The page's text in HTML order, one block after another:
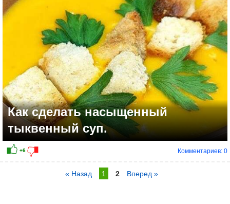
Как сделать насыщенный
тыквенный суп.
Комментариев: 0
« Назад 1 2 Вперед »